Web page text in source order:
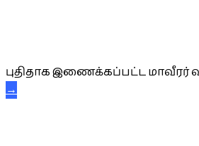
புதிதாக இணைக்கப்பட்ட மாவீரர்
→